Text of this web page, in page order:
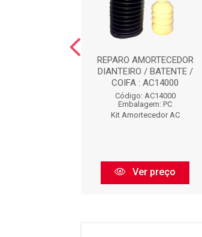
REPARO AMORTECEDOR
DIANTEIRO / BATENTE /
COIFA : AC14000
Código: AC14000
Embalagem: PC
Kit Amortecedor AC
Ver preço